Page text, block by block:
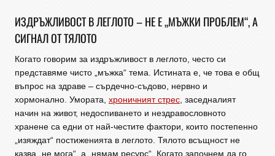
ИЗДРЪЖЛИВОСТ В ЛЕГЛОТО – НЕ Е „МЪЖКИ ПРОБЛЕМ“, А
СИГНАЛ ОТ ТЯЛОТО
Когато говорим за издръжливост в леглото, често си
представяме чисто „мъжка“ тема. Истината е, че това е общ
въпрос на здраве – сърдечно-съдово, нервно и
хормонално. Умората, хроничният стрес, заседналият
начин на живот, недоспиването и нездравословното
хранене са едни от най-честите фактори, които постепенно
„изяждат“ постиженията в леглото. Тялото всъщност не
казва „не мога“, а „нямам ресурс“. Когато започнем да го